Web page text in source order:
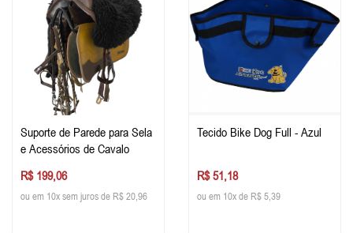
Suporte de Parede para Sela
e Acessórios de Cavalo
R$ 199,06
ou em 10x sem juros de R$ 20,96
Tecido Bike Dog Full - Azul
R$ 51,18
ou em 10x de R$ 5,39